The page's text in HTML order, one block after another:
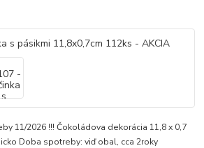
11/2026 !!! Čokoládova dekorácia 11,8 x 0,7
Doba spotreby: viď obal, cca 2roky